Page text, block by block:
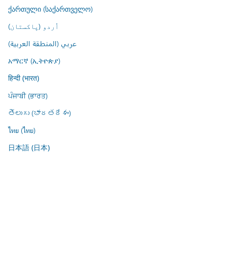
ქართული (საქართველო)
اُردو (پاکستان)
عربي (المنطقة العربية)
አማርኛ (ኢትዮጵያ)
हिन्दी (भारत)
ਪੰਜਾਬੀ (ਭਾਰਤ)
తెలుగు (భారతదేశం)
ไทย (ไทย)
日本語 (日本)